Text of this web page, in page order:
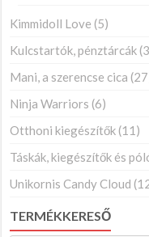
Kimmidoll Love (5)
Kulcstartók, pénztárcák
Mani, a szerencse cica
Ninja Warriors (6)
Otthoni kiegészítők (11)
Táskák, kiegészítők és
Unikornis Candy Cloud
TERMÉKKERESŐ